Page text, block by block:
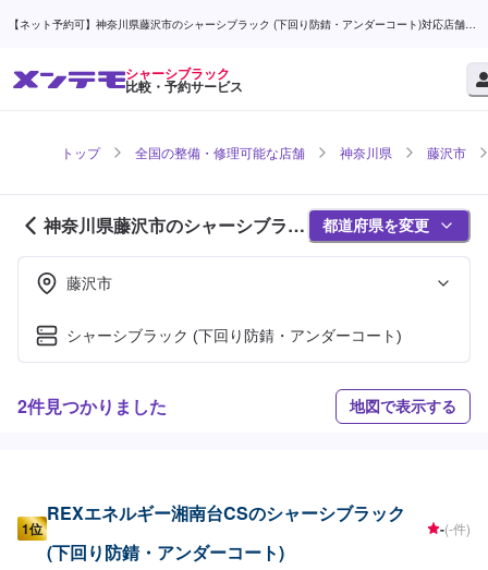
【ネット予約可】神奈川県藤沢市のシャーシブラック (下回り防錆・アンダーコート)対応店舗検
シャーシブラック
比較・予約サービス
トップ 全国の整備・修理可能な店舗 神奈川県 藤沢市
神奈川県藤沢市のシャーシブラッ
ク対応店舗紹介 (1ページ目)
都道府県を変更
藤沢市
シャーシブラック (下回り防錆・アンダーコート)
2件見つかりました 地図で表示する
1位
REXエネルギー湘南台CSのシャーシブラック
(下回り防錆・アンダーコート)
-(-件)